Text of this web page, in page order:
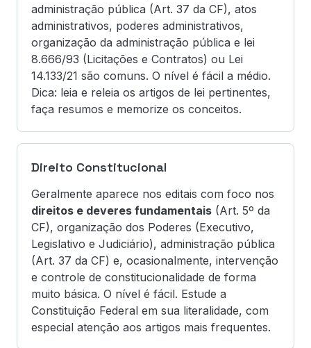
administração pública (Art. 37 da CF), atos
administrativos, poderes administrativos,
organização da administração pública e lei
8.666/93 (Licitações e Contratos) ou Lei
14.133/21 são comuns. O nível é fácil a médio.
Dica: leia e releia os artigos de lei pertinentes,
faça resumos e memorize os conceitos.
Direito Constitucional
Geralmente aparece nos editais com foco nos
direitos e deveres fundamentais (Art. 5º da
CF), organização dos Poderes (Executivo,
Legislativo e Judiciário), administração pública
(Art. 37 da CF) e, ocasionalmente, intervenção
e controle de constitucionalidade de forma
muito básica. O nível é fácil. Estude a
Constituição Federal em sua literalidade, com
especial atenção aos artigos mais frequentes.